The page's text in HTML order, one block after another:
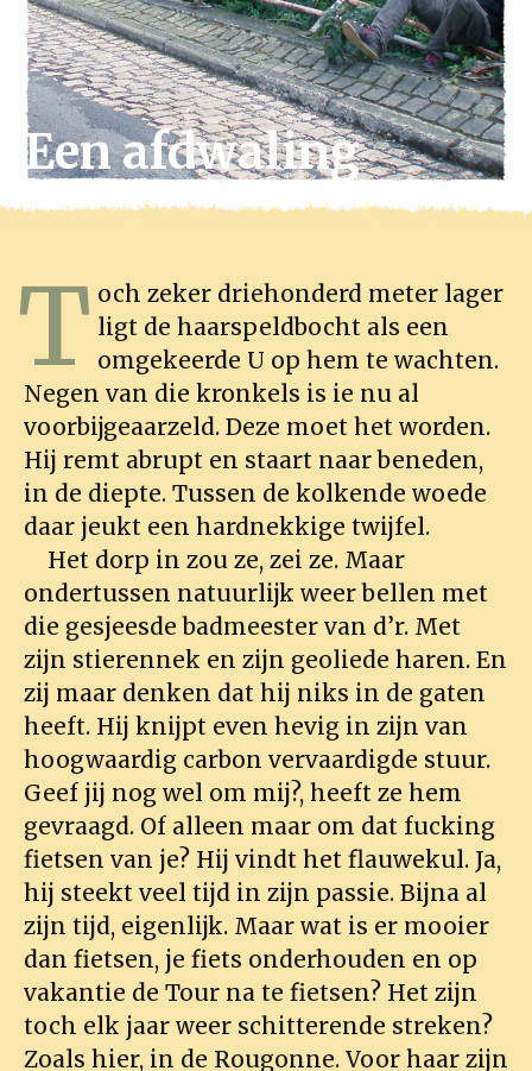
Een afdwaling
T och zeker driehonderd meter lager
ligt de haarspeldbocht als een
omgekeerde U op hem te wachten.
Negen van die kronkels is ie nu al
voorbijgeaarzeld. Deze moet het worden.
Hij remt abrupt en staart naar beneden,
in de diepte. Tussen de kolkende woede
daar jeukt een hardnekkige twijfel.
Het dorp in zou ze, zei ze. Maar
ondertussen natuurlijk weer bellen met
die gesjeesde badmeester van d’r. Met
zijn stierennek en zijn geoliede haren. En
zij maar denken dat hij niks in de gaten
heeft. Hij knijpt even hevig in zijn van
hoogwaardig carbon vervaardigde stuur.
Geef jij nog wel om mij?, heeft ze hem
gevraagd. Of alleen maar om dat fucking
fietsen van je? Hij vindt het flauwekul. Ja,
hij steekt veel tijd in zijn passie. Bijna al
zijn tijd, eigenlijk. Maar wat is er mooier
dan fietsen, je fiets onderhouden en op
vakantie de Tour na te fietsen? Het zijn
toch elk jaar weer schitterende streken?
Zoals hier, in de Rougonne. Voor haar zijn